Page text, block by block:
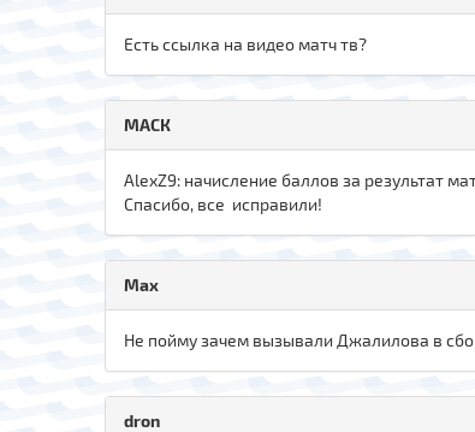
Есть ссылка на видео матч тв?
МАСК
AlexZ9: начисление баллов за результат
Спасибо, все исправили!
Max
Не пойму зачем вызывали Джалилова в
dron